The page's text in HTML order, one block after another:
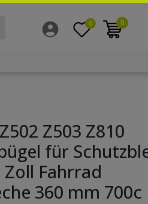
0 0
Z503 Z810
für
Fahrrad
360 mm 700c